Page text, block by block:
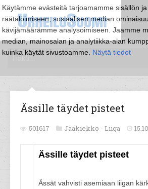
Käytämme evästeitä tarjoamamme sisällön
räätälöimiseen, sosiaalisen median
kävijämäärämme analysoimiseen. Jaamme
median, mainosalan ja analytiikka-alan
kuinka käytät sivustoamme. Näytä tiedot
Ässille täydet pisteet
501617 Jääkiekko - Liiga
Ässille täydet pisteet
Ässät vahvisti asemiaan liigan